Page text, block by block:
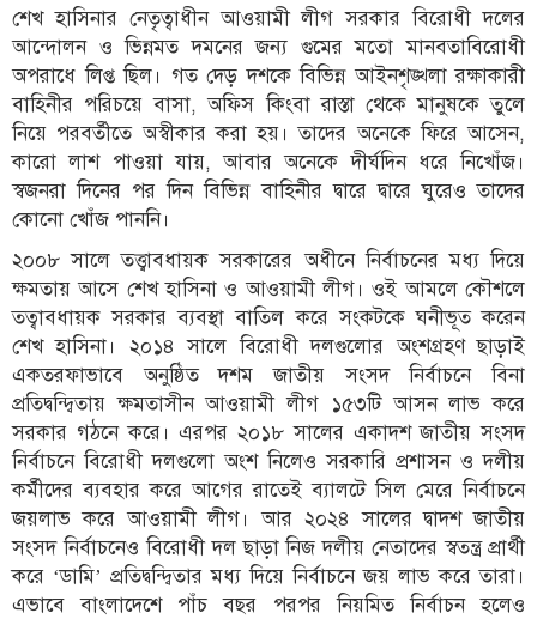
শেখ হাসিনার নেতৃত্বাধীন আওয়ামী লীগ সরকার বিরোধী দলের
আন্দোলন ও ভিন্নমত দমনের জন্য গুমের মতো মানবতাবিরোধী
অপরাধে লিপ্ত ছিল। গত দেড় দশকে বিভিন্ন আইনশৃঙ্খলা রক্ষাকারী
বাহিনীর পরিচয়ে বাসা, অফিস কিংবা রাস্তা থেকে মানুষকে তুলে
নিয়ে পরবর্তীতে অস্বীকার করা হয়। তাদের অনেকে ফিরে আসেন,
কারো লাশ পাওয়া যায়, আবার অনেকে দীর্ঘদিন ধরে নিখোঁজ।
স্বজনরা দিনের পর দিন বিভিন্ন বাহিনীর দ্বারে দ্বারে ঘুরেও তাদের
কোনো খোঁজ পাননি।
২০০৮ সালে তত্ত্বাবধায়ক সরকারের অধীনে নির্বাচনের মধ্য দিয়ে
ক্ষমতায় আসে শেখ হাসিনা ও আওয়ামী লীগ। ওই আমলে কৌশলে
তত্বাবধায়ক সরকার ব্যবস্থা বাতিল করে সংকটকে ঘনীভূত করেন
শেখ হাসিনা। ২০১৪ সালে বিরোধী দলগুলোর অংশগ্রহণ ছাড়াই
একতরফাভাবে অনুষ্ঠিত দশম জাতীয় সংসদ নির্বাচনে বিনা
প্রতিদ্বন্দ্বিতায় ক্ষমতাসীন আওয়ামী লীগ ১৫৩টি আসন লাভ করে
সরকার গঠনে করে। এরপর ২০১৮ সালের একাদশ জাতীয় সংসদ
নির্বাচনে বিরোধী দলগুলো অংশ নিলেও সরকারি প্রশাসন ও দলীয়
কর্মীদের ব্যবহার করে আগের রাতেই ব্যালটে সিল মেরে নির্বাচনে
জয়লাভ করে আওয়ামী লীগ। আর ২০২৪ সালের দ্বাদশ জাতীয়
সংসদ নির্বাচনেও বিরোধী দল ছাড়া নিজ দলীয় নেতাদের স্বতন্ত্র প্রার্থী
করে ‘ডামি’ প্রতিদ্বন্দ্বিতার মধ্য দিয়ে নির্বাচনে জয় লাভ করে তারা।
এভাবে বাংলাদেশে পাঁচ বছর পরপর নিয়মিত নির্বাচন হলেও